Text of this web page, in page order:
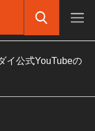
イ公式YouTubeの